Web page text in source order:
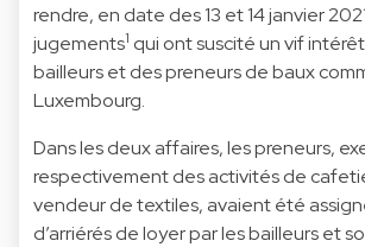
rendre, en date des 13 et 14 janvier
jugements1 qui ont suscité un vif
bailleurs et des preneurs de baux
Luxembourg.
Dans les deux affaires, les preneurs,
respectivement des activités de
vendeur de textiles, avaient été
d’arriérés de loyer par les bailleurs et